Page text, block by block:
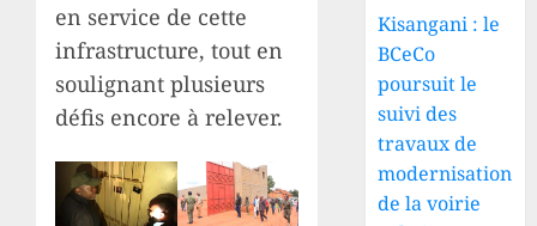
en service de cette
infrastructure, tout en
soulignant plusieurs
défis encore à relever.
Kisangani : le
BCeCo
poursuit le
suivi des
travaux de
modernisation
de la voirie